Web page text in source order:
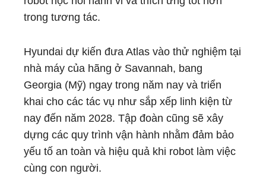
trong tương tác.
Hyundai dự kiến đưa Atlas vào thử nghiệm tại
nhà máy của hãng ở Savannah, bang
Georgia (Mỹ) ngay trong năm nay và triển
khai cho các tác vụ như sắp xếp linh kiện từ
nay đến năm 2028. Tập đoàn cũng sẽ xây
dựng các quy trình vận hành nhằm đảm bảo
yếu tố an toàn và hiệu quả khi robot làm việc
cùng con người.